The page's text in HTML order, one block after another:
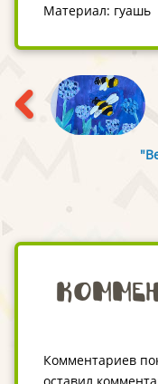
Материал: гуашь
Комментариев